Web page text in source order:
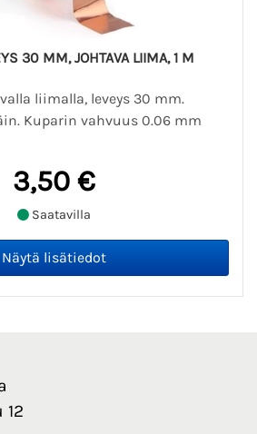
30 MM, JOHTAVA LIIMA, 1 M
liimalla, leveys 30 mm.
Kuparin vahvuus 0.06 mm
3,50 €
Saatavilla